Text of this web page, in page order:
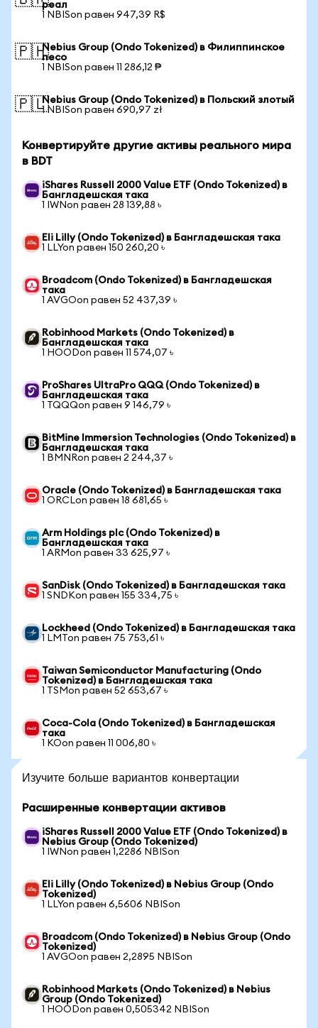
реал
1 NBISon равен 947,39 R$
🇵🇭Nebius Group (Ondo Tokenized) в Филиппинское
песо
1 NBISon равен 11 286,12 ₱
🇵🇱Nebius Group (Ondo Tokenized) в Польский злотый
1 NBISon равен 690,97 zł
Конвертируйте другие активы реального мира
в BDT
iShares Russell 2000 Value ETF (Ondo Tokenized) в
Бангладешская така
1 IWNon равен 28 139,88 ৳
Eli Lilly (Ondo Tokenized) в Бангладешская така
1 LLYon равен 150 260,20 ৳
Broadcom (Ondo Tokenized) в Бангладешская
така
1 AVGOon равен 52 437,39 ৳
Robinhood Markets (Ondo Tokenized) в
Бангладешская така
1 HOODon равен 11 574,07 ৳
ProShares UltraPro QQQ (Ondo Tokenized) в
Бангладешская така
1 TQQQon равен 9 146,79 ৳
BitMine Immersion Technologies (Ondo Tokenized) в
Бангладешская така
1 BMNRon равен 2 244,37 ৳
Oracle (Ondo Tokenized) в Бангладешская така
1 ORCLon равен 18 681,65 ৳
Arm Holdings plc (Ondo Tokenized) в
Бангладешская така
1 ARMon равен 33 625,97 ৳
SanDisk (Ondo Tokenized) в Бангладешская така
1 SNDKon равен 155 334,75 ৳
Lockheed (Ondo Tokenized) в Бангладешская така
1 LMTon равен 75 753,61 ৳
Taiwan Semiconductor Manufacturing (Ondo
Tokenized) в Бангладешская така
1 TSMon равен 52 653,67 ৳
Coca-Cola (Ondo Tokenized) в Бангладешская
така
1 KOon равен 11 006,80 ৳
Изучите больше вариантов конвертации
Расширенные конвертации активов
iShares Russell 2000 Value ETF (Ondo Tokenized) в
Nebius Group (Ondo Tokenized)
1 IWNon равен 1,2286 NBISon
Eli Lilly (Ondo Tokenized) в Nebius Group (Ondo
Tokenized)
1 LLYon равен 6,5606 NBISon
Broadcom (Ondo Tokenized) в Nebius Group (Ondo
Tokenized)
1 AVGOon равен 2,2895 NBISon
Robinhood Markets (Ondo Tokenized) в Nebius
Group (Ondo Tokenized)
1 HOODon равен 0,505342 NBISon